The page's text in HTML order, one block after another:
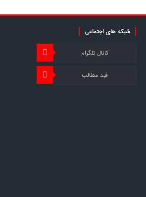
شبکه های اجتماعی
کانال تلگرام
فید مطالب